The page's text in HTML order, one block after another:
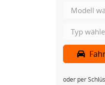
oder per